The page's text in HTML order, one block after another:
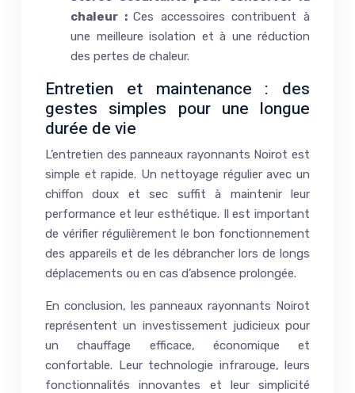
chaleur :Ces accessoires contribuent à
une meilleure isolation et à une réduction
des pertes de chaleur.
Entretien et maintenance : des
gestes simples pour une longue
durée de vie
L’entretien des panneaux rayonnants Noirot est
simple et rapide. Un nettoyage régulier avec un
chiffon doux et sec suffit à maintenir leur
performance et leur esthétique. Il est important
de vérifier régulièrement le bon fonctionnement
des appareils et de les débrancher lors de longs
déplacements ou en cas d’absence prolongée.
En conclusion, les panneaux rayonnants Noirot
représentent un investissement judicieux pour
un chauffage efficace, économique et
confortable. Leur technologie infrarouge, leurs
fonctionnalités innovantes et leur simplicité